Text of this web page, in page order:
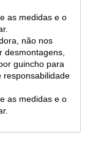
as medidas e o
não nos
desmontagens,
guincho para
responsabilidade
as medidas e o